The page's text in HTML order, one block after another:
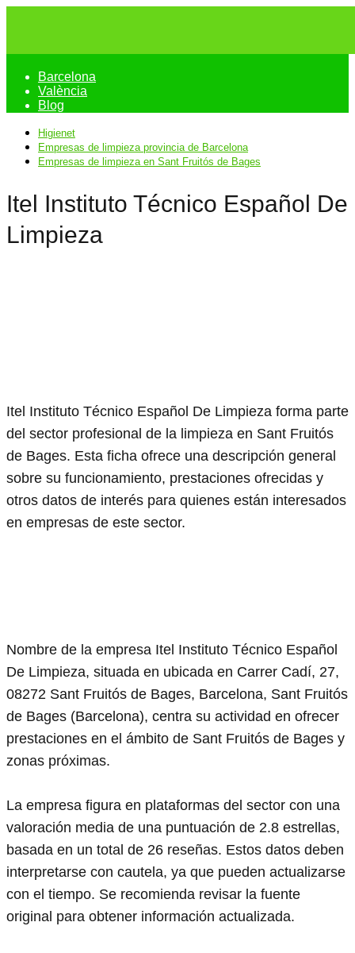
Barcelona
València
Blog
Higienet
Empresas de limpieza provincia de Barcelona
Empresas de limpieza en Sant Fruitós de Bages
Itel Instituto Técnico Español De
Limpieza
Itel Instituto Técnico Español De Limpieza forma parte
del sector profesional de la limpieza en Sant Fruitós
de Bages. Esta ficha ofrece una descripción general
sobre su funcionamiento, prestaciones ofrecidas y
otros datos de interés para quienes están interesados
en empresas de este sector.
Nombre de la empresa Itel Instituto Técnico Español
De Limpieza, situada en ubicada en Carrer Cadí, 27,
08272 Sant Fruitós de Bages, Barcelona, Sant Fruitós
de Bages (Barcelona), centra su actividad en ofrecer
prestaciones en el ámbito de Sant Fruitós de Bages y
zonas próximas.
La empresa figura en plataformas del sector con una
valoración media de una puntuación de 2.8 estrellas,
basada en un total de 26 reseñas. Estos datos deben
interpretarse con cautela, ya que pueden actualizarse
con el tiempo. Se recomienda revisar la fuente
original para obtener información actualizada.